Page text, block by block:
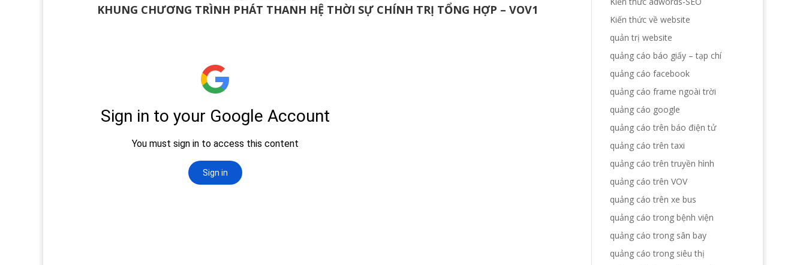
KHUNG CHƯƠNG TRÌNH PHÁT THANH HỆ THỜI SỰ CHÍNH TRỊ TỔNG HỢP – VOV1
Kiến thức về website
quản trị website
quảng cáo báo giấy – tạp chí
quảng cáo facebook
quảng cáo frame ngoài trời
quảng cáo google
quảng cáo trên báo điện tử
quảng cáo trên taxi
quảng cáo trên truyền hình
quảng cáo trên VOV
quảng cáo trên xe bus
quảng cáo trong bệnh viện
quảng cáo trong sân bay
quảng cáo trong siêu thị